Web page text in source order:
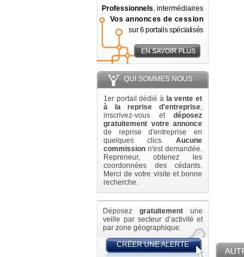
Professionnels, intermédiaires
Vos annonces de cession
sur 6 portails spécialisés
QUI SOMMES NOUS
1er portail dédié à la vente et
à la reprise d'entreprise,
inscrivez-vous et déposez
gratuitement votre annonce
de reprise d'entreprise en
quelques clics. Aucune
commission n'est demandée.
Repreneur, obtenez les
coordonnées des cédants.
Merci de votre visite et bonne
recherche.
Déposez gratuitement une
veille par secteur d’activité et
par zone géographique.
CRÉER UNE ALERTE